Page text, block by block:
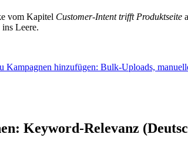
vom Kapitel Customer-Intent trifft Produktseite
Leere.
hinzufügen: Bulk-Uploads,
Keyword-Relevanz